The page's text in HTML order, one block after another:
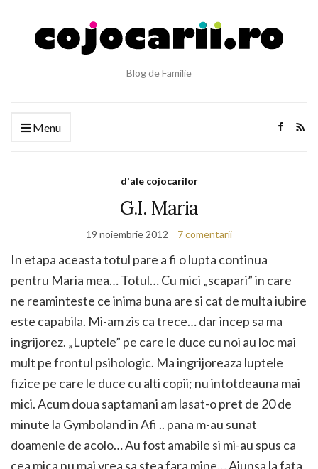
Blog de Familie
Menu
d'ale cojocarilor
G.I. Maria
19 noiembrie 2012 7 comentarii
In etapa aceasta totul pare a fi o lupta continua
pentru Maria mea… Totul… Cu mici „scapari” in care
ne reaminteste ce inima buna are si cat de multa iubire
este capabila. Mi-am zis ca trece… dar incep sa ma
ingrijorez. „Luptele” pe care le duce cu noi au loc mai
mult pe frontul psihologic. Ma ingrijoreaza luptele
fizice pe care le duce cu alti copii; nu intotdeauna mai
mici. Acum doua saptamani am lasat-o pret de 20 de
minute la Gymboland in Afi .. pana m-au sunat
doamenle de acolo… Au fost amabile si mi-au spus ca
cea mica nu mai vrea sa stea fara mine… Ajunsa la fata